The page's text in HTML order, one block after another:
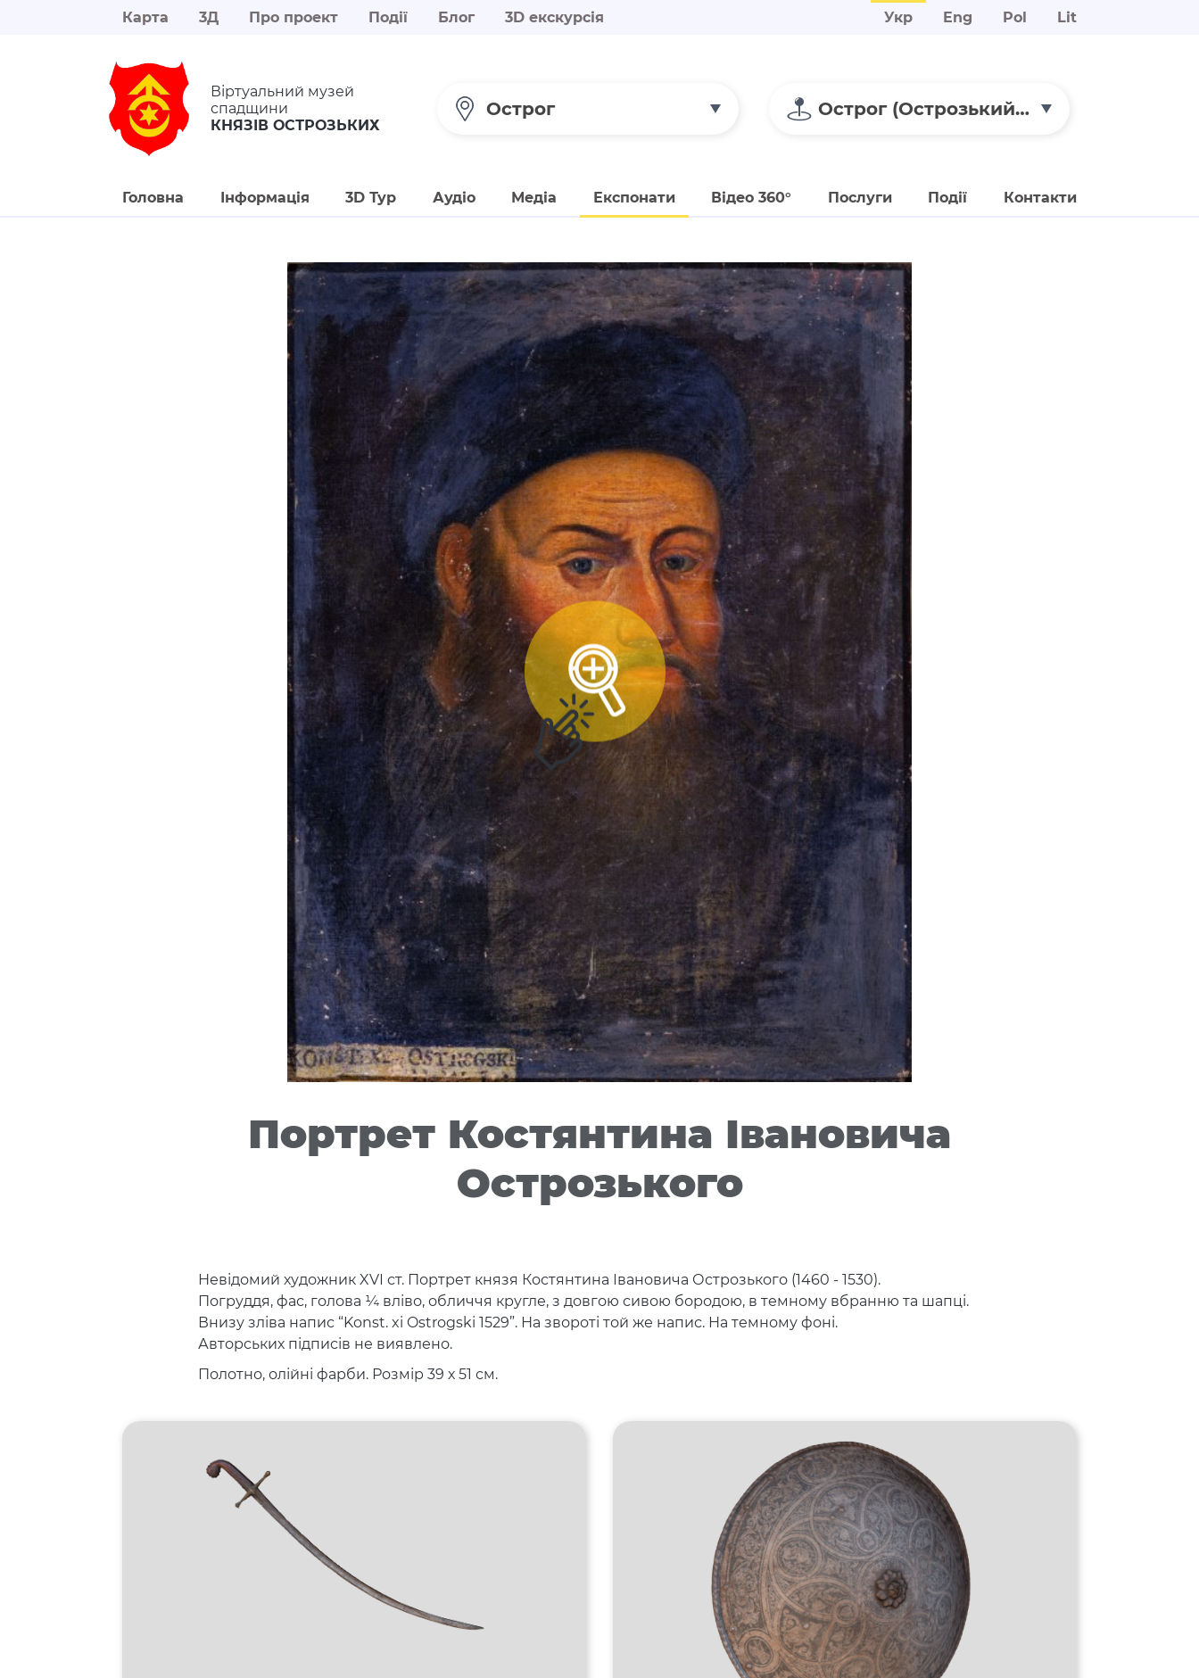
Карта 3Д Про проект Події Блог 3D екскурсія Укр Eng Pol Lit
Віртуальний музей
спадщини
КНЯЗІВ ОСТРОЗЬКИХ
Острог Острог (Острозький замок)
Головна Інформація 3D Тур Аудіо Медіа Експонати Відео 360° Послуги Події Контакти
Портрет Костянтина Івановича
Острозького
Невідомий художник XVІ ст. Портрет князя Костянтина Івановича Острозького (1460 - 1530).
Погруддя, фас, голова ¼ вліво, обличчя кругле, з довгою сивою бородою, в темному вбранню та шапці.
Внизу зліва напис “Konst. xi Ostrogski 1529”. На звороті той же напис. На темному фоні.
Авторських підписів не виявлено.
Полотно, олійні фарби. Розмір 39 х 51 см.